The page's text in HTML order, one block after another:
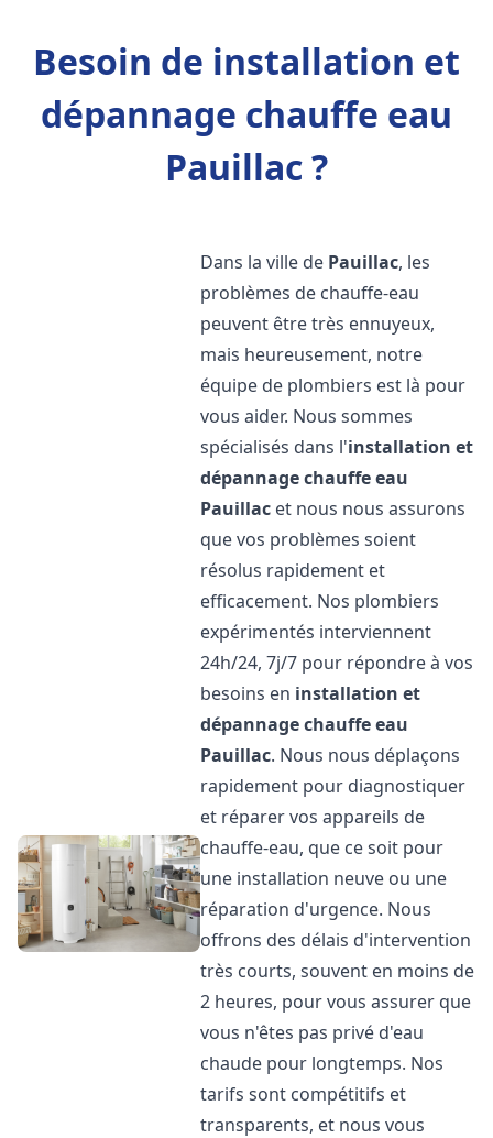
Besoin de installation et
dépannage chauffe eau
Pauillac ?
Dans la ville de Pauillac, les
problèmes de chauffe-eau
peuvent être très ennuyeux,
mais heureusement, notre
équipe de plombiers est là pour
vous aider. Nous sommes
spécialisés dans l'installation et
dépannage chauffe eau
Pauillac et nous nous assurons
que vos problèmes soient
résolus rapidement et
efficacement. Nos plombiers
expérimentés interviennent
24h/24, 7j/7 pour répondre à vos
besoins en installation et
dépannage chauffe eau
Pauillac. Nous nous déplaçons
rapidement pour diagnostiquer
et réparer vos appareils de
chauffe-eau, que ce soit pour
une installation neuve ou une
réparation d'urgence. Nous
offrons des délais d'intervention
très courts, souvent en moins de
2 heures, pour vous assurer que
vous n'êtes pas privé d'eau
chaude pour longtemps. Nos
tarifs sont compétitifs et
transparents, et nous vous